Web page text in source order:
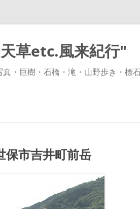
草etc.風来紀行"
・巨樹・石橋・滝・山野歩き・標
ッ
プ
市吉井町前岳